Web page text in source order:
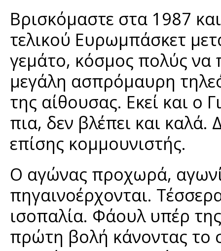
Βρισκόμαστε στα 1987
τελικού Ευρωμπάσκετ
γεμάτο, κόσμος πολύς
μεγάλη ασπρόμαυρη
της αίθουσας. Εκεί και
πια, δεν βλέπει και καλά.
επίσης κομμουνιστής.
Ο αγώνας προχωρά,
πηγαινοέρχονται.
ισοπαλία. Φάουλ υπέρ
πρώτη βολή κάνοντας το